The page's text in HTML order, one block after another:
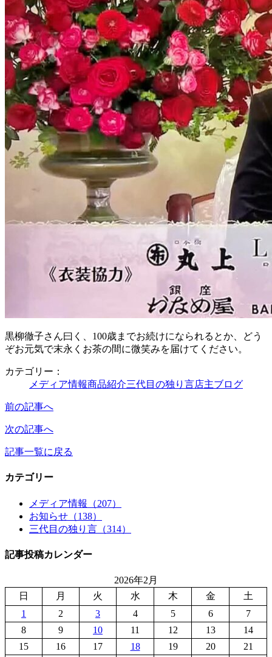
黒柳徹子さん曰く、100歳までお続けになられるとか、どう
ぞお元気で末永くお茶の間に微笑みを届けてください。
カテゴリー：
メディア情報商品紹介三代目の独り言店主ブログ
前の記事へ
次の記事へ
記事一覧に戻る
カテゴリー
メディア情報（207）
お知らせ（138）
三代目の独り言（314）
記事投稿カレンダー
2026年2月
日
月 火 水 木 金
土
1
2 3 4 5 6
7
8
9 10 11 12 13
14
15
16 17 18 19 20
21